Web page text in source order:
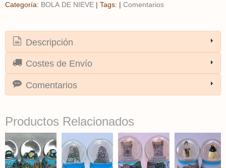
Categoría: BOLA DE NIEVE | Tags: | Comentarios
Descripción
Costes de Envío
Comentarios
Productos Relacionados